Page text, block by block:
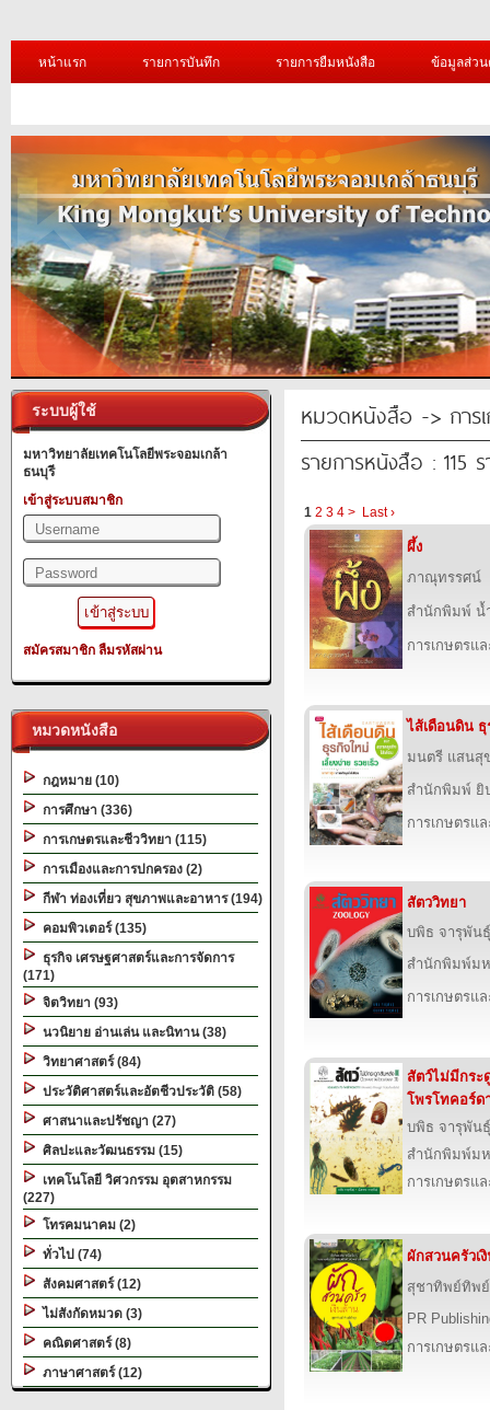
หน้าแรก รายการบันทึก รายการยืมหนังสือ ข้อมูลส่ว
ระบบผู้ใช้
มหาวิทยาลัยเทคโนโลยีพระจอมเกล้า
ธนบุรี
เข้าสู่ระบบสมาชิก
สมัครสมาชิก ลืมรหัสผ่าน
หมวดหนังสือ
กฎหมาย (10)
การศึกษา (336)
การเกษตรและชีววิทยา (115)
การเมืองและการปกครอง (2)
กีฬา ท่องเที่ยว สุขภาพและอาหาร (194)
คอมพิวเตอร์ (135)
ธุรกิจ เศรษฐศาสตร์และการจัดการ
(171)
จิตวิทยา (93)
นวนิยาย อ่านเล่น และนิทาน (38)
วิทยาศาสตร์ (84)
ประวัติศาสตร์และอัตชีวประวัติ (58)
ศาสนาและปรัชญา (27)
ศิลปะและวัฒนธรรม (15)
เทคโนโลยี วิศวกรรม อุตสาหกรรม
(227)
โทรคมนาคม (2)
ทั่วไป (74)
สังคมศาสตร์ (12)
ไม่สังกัดหมวด (3)
คณิตศาสตร์ (8)
ภาษาศาสตร์ (12)
หมวดหนังสือ -> การ
รายการหนังสือ : 115
1 2 3 4 > Last ›
ผึ้ง
ภาณุทรรศน์
สำนักพิมพ์ น้
การเกษตรแ
ไส้เดือนดิน ธุ
มนตรี แสนสุ
สำนักพิมพ์ ยิ
การเกษตรแ
สัตววิทยา
บพิธ จารุพัน
สำนักพิมพ์มห
การเกษตรแ
สัตว์ไม่มีกระ
โพรโทคอร์ด
บพิธ จารุพัน
สำนักพิมพ์มห
การเกษตรแ
ผักสวนครัวเ
สุชาทิพย์ทิพย์
PR
การเกษตรแ